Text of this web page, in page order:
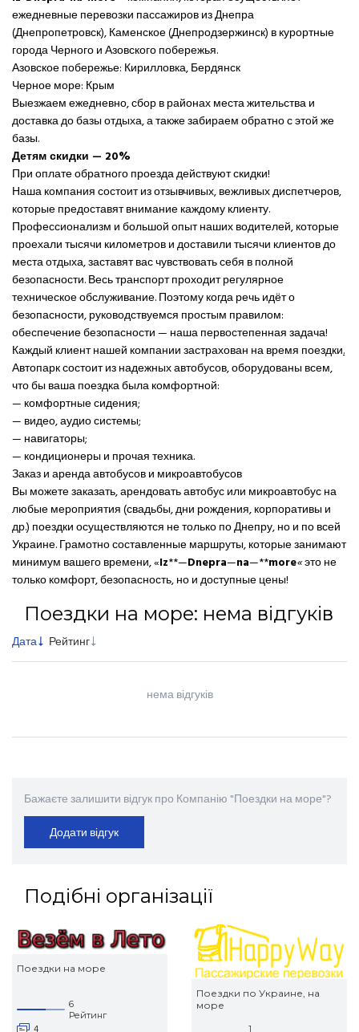
ежедневные перевозки пассажиров из Днепра
(Днепропетровск), Каменское (Днепродзержинск) в курортные
города Черного и Азовского побережья.
Азовское побережье: Кирилловка, Бердянск
Черное море: Крым
Выезжаем ежедневно, сбор в районах места жительства и
доставка до базы отдыха, а также забираем обратно с этой же
базы.
Детям скидки — 20%
При оплате обратного проезда действуют скидки!
Наша компания состоит из отзывчивых, вежливых диспетчеров,
которые предоставят внимание каждому клиенту.
Профессионализм и большой опыт наших водителей, которые
проехали тысячи километров и доставили тысячи клиентов до
места отдыха, заставят вас чувствовать себя в полной
безопасности. Весь транспорт проходит регулярное
техническое обслуживание. Поэтому когда речь идёт о
безопасности, руководствуемся простым правилом:
обеспечение безопасности — наша первостепенная задача!
Каждый клиент нашей компании застрахован на время поездки.
Автопарк состоит из надежных автобусов, оборудованы всем,
что бы ваша поездка была комфортной:
— комфортные сидения;
— видео, аудио системы;
— навигаторы;
— кондиционеры и прочая техника.
Заказ и аренда автобусов и микроавтобусов
Вы можете заказать, арендовать автобус или микроавтобус на
любые мероприятия (свадьбы, дни рождения, корпоративы и
др.) поездки осуществляются не только по Днепру, но и по всей
Украине. Грамотно составленные маршруты, которые занимают
минимум вашего времени, «Iz**—Dnepra—na—**more«это не
только комфорт, безопасность, но и доступные цены!
Поездки на море: нема відгуків
Дата Рейтинг
нема відгуків
Бажаєте залишити відгук про Компанію "Поездки на море"?
Додати відгук
Подібні організації
Поездки на море
6
Рейтинг
Поездки по Украине, на
море
1